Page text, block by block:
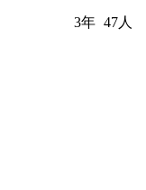
3年 47人